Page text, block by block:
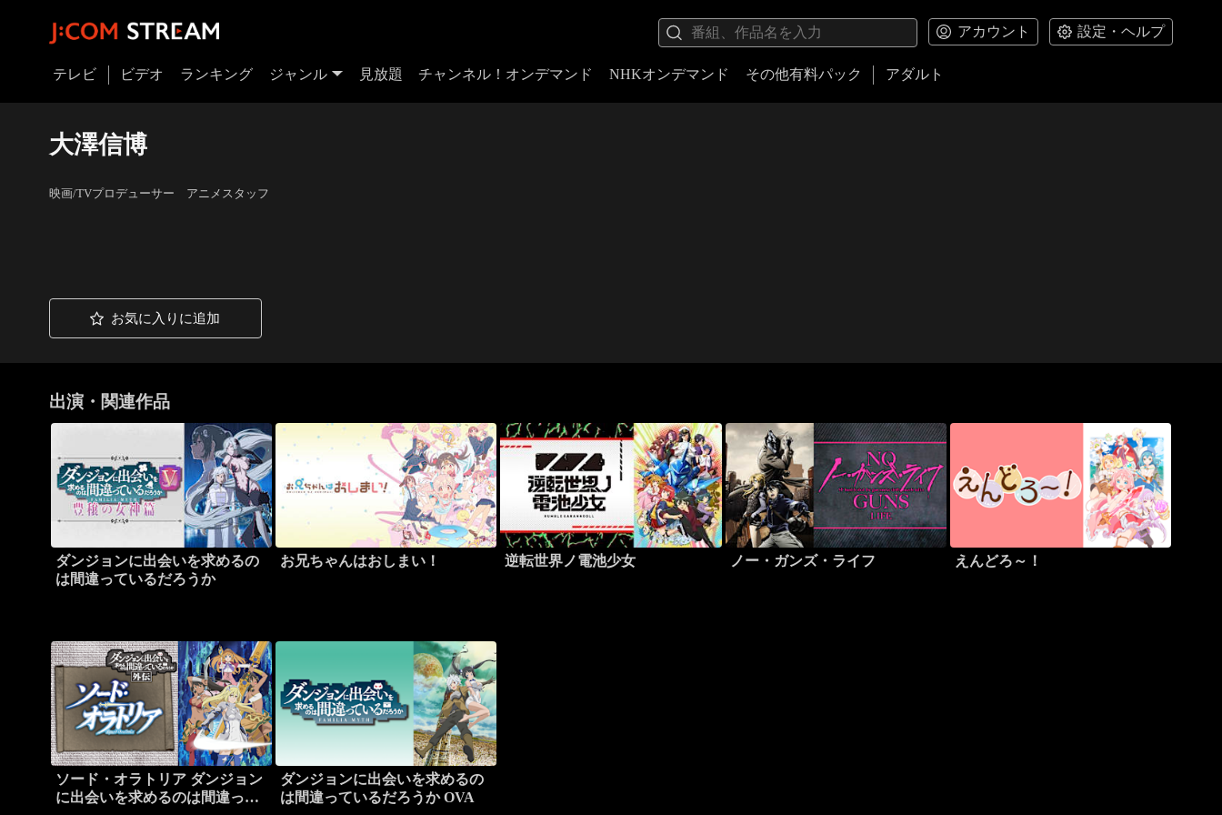
アカウント 設定・ヘルプ
テレビ ビデオ ランキング ジャンル 見放題 チャンネル！オンデマンド NHKオンデマンド その他有料パック アダルト
大澤信博
映画/TVプロデューサー アニメスタッフ
お気に入りに追加
出演・関連作品
ダンジョンに出会いを求めるの
は間違っているだろうか
お兄ちゃんはおしまい！ 逆転世界ノ電池少女 ノー・ガンズ・ライフ えんどろ～！
ソード・オラトリア ダンジョン
に出会いを求めるのは間違って
ダンジョンに出会いを求めるの
は間違っているだろうか OVA